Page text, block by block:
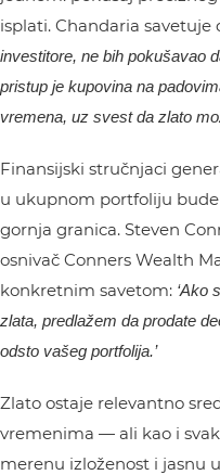
isplati. Chandaria
investitore, ne bih pokušavao
pristup je kupovina na
vremena, uz svest da zlato
Finansijski stručnjaci
u ukupnom portfoliju
gornja granica. Steven
osnivač Conners Wealth
konkretnim savetom: ‘Ako
zlata, predlažem da prodate
odsto vašeg portfolija.’
Zlato ostaje relevantno
vremenima — ali kao i
merenu izloženost i jasnu